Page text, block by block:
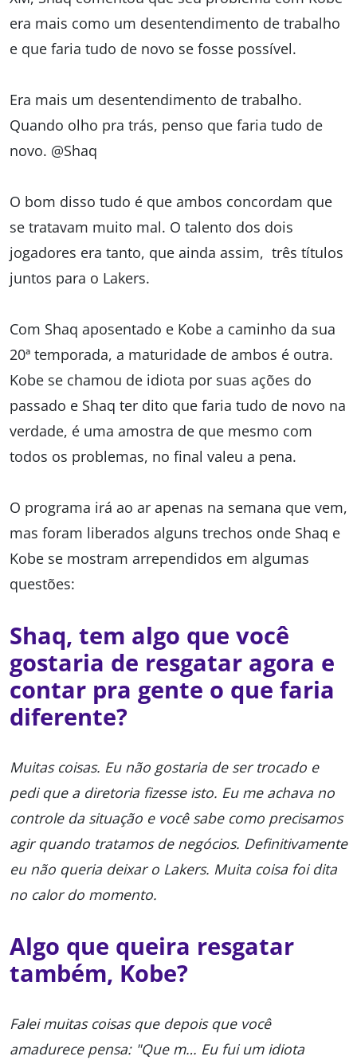
era mais como um desentendimento de trabalho
e que faria tudo de novo se fosse possível.
Era mais um desentendimento de trabalho.
Quando olho pra trás, penso que faria tudo de
novo. @Shaq
O bom disso tudo é que ambos concordam que
se tratavam muito mal. O talento dos dois
jogadores era tanto, que ainda assim, três títulos
juntos para o Lakers.
Com Shaq aposentado e Kobe a caminho da sua
20ª temporada, a maturidade de ambos é outra.
Kobe se chamou de idiota por suas ações do
passado e Shaq ter dito que faria tudo de novo na
verdade, é uma amostra de que mesmo com
todos os problemas, no final valeu a pena.
O programa irá ao ar apenas na semana que vem,
mas foram liberados alguns trechos onde Shaq e
Kobe se mostram arrependidos em algumas
questões:
Shaq, tem algo que você
gostaria de resgatar agora e
contar pra gente o que faria
diferente?
Muitas coisas. Eu não gostaria de ser trocado e
pedi que a diretoria fizesse isto. Eu me achava no
controle da situação e você sabe como precisamos
agir quando tratamos de negócios. Definitivamente
eu não queria deixar o Lakers. Muita coisa foi dita
no calor do momento.
Algo que queira resgatar
também, Kobe?
Falei muitas coisas que depois que você
amadurece pensa: "Que m… Eu fui um idiota